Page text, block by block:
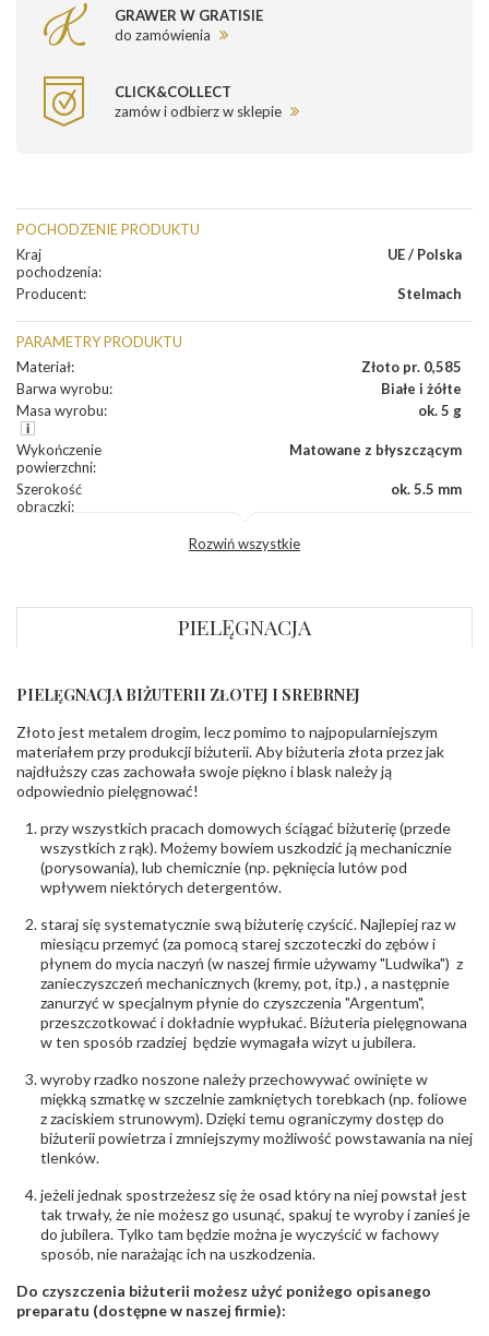
GRAWER W GRATISIE
do zamówienia
CLICK&COLLECT
zamów i odbierz w sklepie
POCHODZENIE PRODUKTU
Kraj
pochodzenia:
UE / Polska
Producent: Stelmach
PARAMETRY PRODUKTU
Materiał:
Złoto pr. 0,585
Barwa wyrobu:
Białe i żółte
Masa wyrobu: ok. 5 g
Wykończenie
powierzchni:
Matowane z błyszczącym
Szerokość
obrączki:
ok. 5.5 mm
INNE PARAMETRY
Producent
odpowiedzialny:
PZ Stelmach Sp. z o.o. ul. Północna 22 45-805
Opole; NIP 7542889545; Tel. +48 77 54 90 100;
biuro@stelmach.pl
Bezpieczeństwo
ostrzeżenia:
Nie nadaje się dla dzieci w wieku poniżej 3 lat
zawierają nikiel
Rozwiń wszystkie
PIELĘGNACJA
PIELĘGNACJA BIŻUTERII ZŁOTEJ I SREBRNEJ
Złoto jest metalem drogim, lecz pomimo to najpopularniejszym
materiałem przy produkcji biżuterii. Aby biżuteria złota przez jak
najdłuższy czas zachowała swoje piękno i blask należy ją
odpowiednio pielęgnować!
przy wszystkich pracach domowych ściągać biżuterię (przede
wszystkich z rąk). Możemy bowiem uszkodzić ją mechanicznie
(porysowania), lub chemicznie (np. pęknięcia lutów pod
wpływem niektórych detergentów.
staraj się systematycznie swą biżuterię czyścić. Najlepiej raz w
miesiącu przemyć (za pomocą starej szczoteczki do zębów i
płynem do mycia naczyń (w naszej firmie używamy "Ludwika") z
zanieczyszczeń mechanicznych (kremy, pot, itp.) , a następnie
zanurzyć w specjalnym płynie do czyszczenia "Argentum",
przeszczotkować i dokładnie wypłukać. Biżuteria pielęgnowana
w ten sposób rzadziej będzie wymagała wizyt u jubilera.
wyroby rzadko noszone należy przechowywać owinięte w
miękką szmatkę w szczelnie zamkniętych torebkach (np. foliowe
z zaciskiem strunowym). Dzięki temu ograniczymy dostęp do
biżuterii powietrza i zmniejszymy możliwość powstawania na niej
tlenków.
jeżeli jednak spostrzeżesz się że osad który na niej powstał jest
tak trwały, że nie możesz go usunąć, spakuj te wyroby i zanieś je
do jubilera. Tylko tam będzie można je wyczyścić w fachowy
sposób, nie narażając ich na uszkodzenia.
Do czyszczenia biżuterii możesz użyć poniżego opisanego
preparatu (dostępne w naszej firmie):